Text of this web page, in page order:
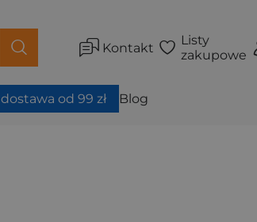
Kontakt
Listy
zakupowe
od 99 zł Blog